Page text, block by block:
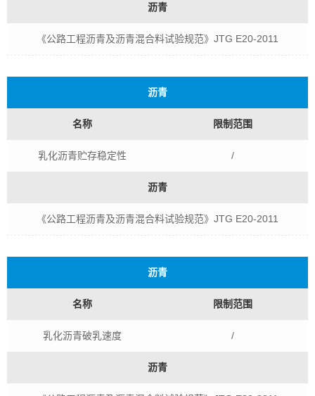
沥青
《公路工程沥青及沥青混合料试验规范》JTG E20-2011
沥青
名称 限制范围
乳化沥青贮存稳定性 /
沥青
《公路工程沥青及沥青混合料试验规范》JTG E20-2011
沥青
名称 限制范围
乳化沥青破乳速度 /
沥青